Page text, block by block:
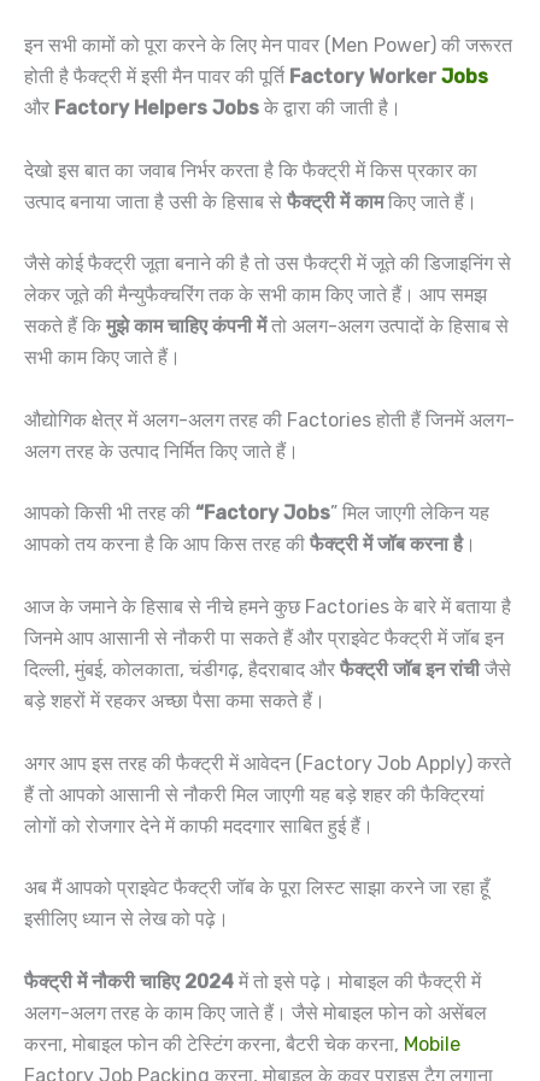
इन सभी कामों को पूरा करने के लिए मेन पावर (Men Power) की जरूरत
होती है फैक्ट्री में इसी मैन पावर की पूर्ति Factory Worker Jobs
और Factory Helpers Jobs के द्वारा की जाती है।
देखो इस बात का जवाब निर्भर करता है कि फैक्ट्री में किस प्रकार का
उत्पाद बनाया जाता है उसी के हिसाब से फैक्ट्री में कामकिए जाते हैं।
जैसे कोई फैक्ट्री जूता बनाने की है तो उस फैक्ट्री में जूते की डिजाइनिंग से
लेकर जूते की मैन्युफैक्चरिंग तक के सभी काम किए जाते हैं। आप समझ
सकते हैं कि मुझे काम चाहिए कंपनी मेंतो अलग-अलग उत्पादों के हिसाब से
सभी काम किए जाते हैं।
औद्योगिक क्षेत्र में अलग-अलग तरह की Factories होती हैं जिनमें अलग-
अलग तरह के उत्पाद निर्मित किए जाते हैं।
आपको किसी भी तरह की “Factory Jobs” मिल जाएगी लेकिन यह
आपको तय करना है कि आप किस तरह की फैक्ट्री में जॉब करना है।
आज के जमाने के हिसाब से नीचे हमने कुछ Factories के बारे में बताया है
जिनमे आप आसानी से नौकरी पा सकते हैं और प्राइवेट फैक्ट्री में जॉब इन
दिल्ली, मुंबई, कोलकाता, चंडीगढ़, हैदराबाद और फैक्ट्री जॉब इन रांचीजैसे
बड़े शहरों में रहकर अच्छा पैसा कमा सकते हैं।
अगर आप इस तरह की फैक्ट्री में आवेदन (Factory Job Apply) करते
हैं तो आपको आसानी से नौकरी मिल जाएगी यह बड़े शहर की फैक्ट्रियां
लोगों को रोजगार देने में काफी मददगार साबित हुई हैं।
अब मैं आपको प्राइवेट फैक्ट्री जॉब के पूरा लिस्ट साझा करने जा रहा हूँ
इसीलिए ध्यान से लेख को पढ़े।
फैक्ट्री में नौकरी चाहिए 2024 में तो इसे पढ़े। मोबाइल की फैक्ट्री में
अलग-अलग तरह के काम किए जाते हैं। जैसे मोबाइल फोन को असेंबल
करना, मोबाइल फोन की टेस्टिंग करना, बैटरी चेक करना, Mobile
Factory Job Packing करना, मोबाइल के कवर प्राइस टैग लगाना